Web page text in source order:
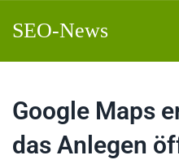
SEO-News
Google Maps
das Anlegen